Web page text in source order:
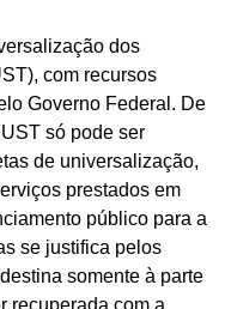
dos
com recursos
Governo Federal. De
só pode ser
de universalização,
prestados em
público para a
se justifica pelos
somente à parte